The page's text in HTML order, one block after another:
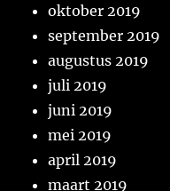
oktober 2019
september 2019
augustus 2019
juli 2019
juni 2019
mei 2019
april 2019
maart 2019